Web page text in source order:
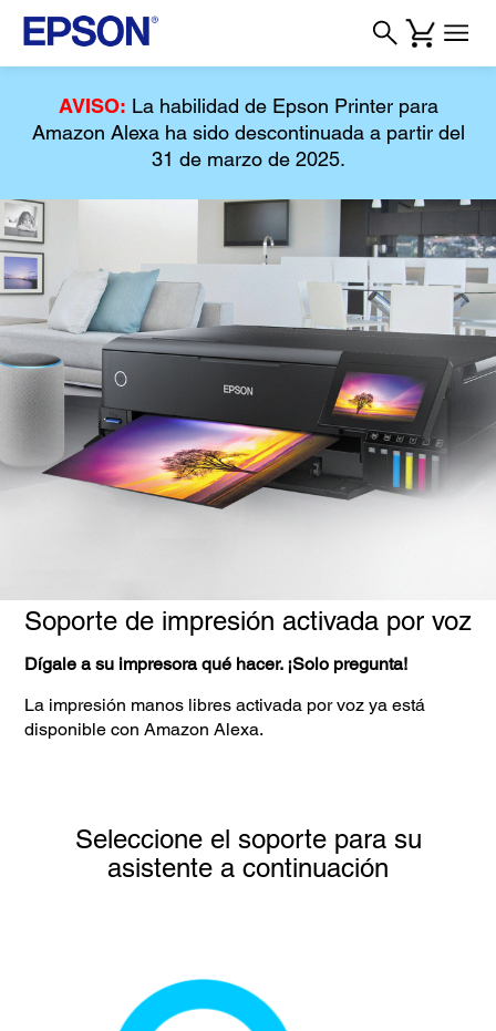
AVISO: La habilidad de Epson Printer para
Amazon Alexa ha sido descontinuada a partir del
31 de marzo de 2025.
Soporte de impresión activada por voz
Dígale a su impresora qué hacer. ¡Solo pregunta!
La impresión manos libres activada por voz ya está
disponible con Amazon Alexa.
Seleccione el soporte para su
asistente a continuación